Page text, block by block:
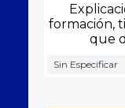
formación,
que
Sin Especificar